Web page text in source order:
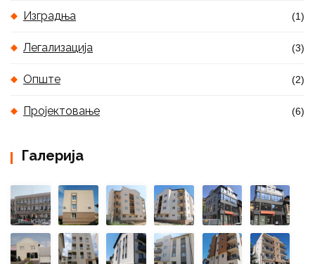
Изградња (1)
Легализација (3)
Опште (2)
Пројектовање (6)
Галерија